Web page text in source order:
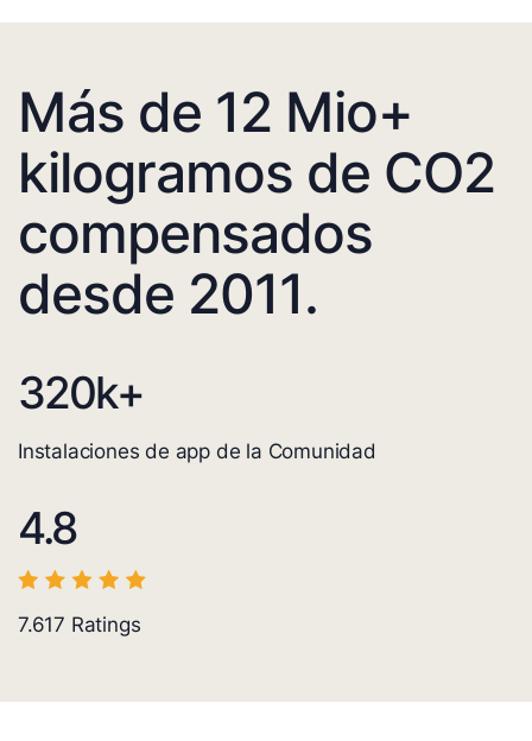
Más de 12 Mio+
kilogramos de CO2
compensados
desde 2011.
320k+
Instalaciones de app de la Comunidad
4.8
7.617 Ratings